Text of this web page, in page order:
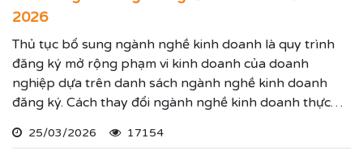
2026
Thủ tục bổ sung ngành nghề kinh doanh là quy trình
đăng ký mở rộng phạm vi kinh doanh của doanh
nghiệp dựa trên danh sách ngành nghề kinh doanh
đăng ký. Cách thay đổi ngành nghề kinh doanh thực
25/03/2026 17154